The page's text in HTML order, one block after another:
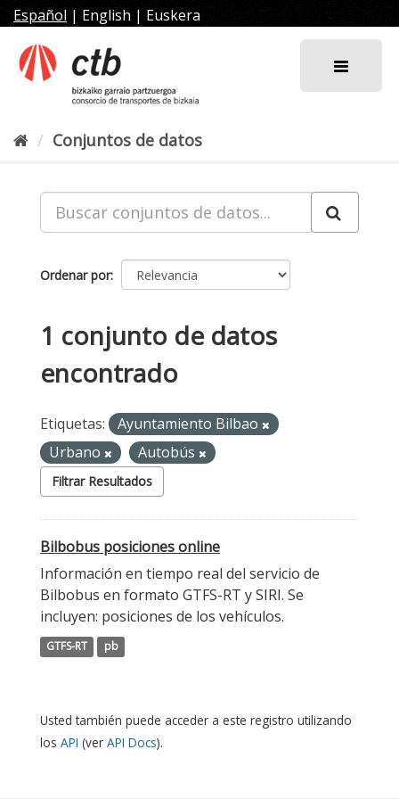
al
contenido
Español | English | Euskera
Conjuntos de datos
Ordenar por
1 conjunto de datos
encontrado
Etiquetas:
Ayuntamiento Bilbao
Urbano
Autobús
Filtrar Resultados
Bilbobus posiciones online
Información en tiempo real del servicio de
Bilbobus en formato GTFS-RT y SIRI. Se
incluyen: posiciones de los vehículos.
GTFS-RT pb
Usted también puede acceder a este registro utilizando
los API (ver API Docs).